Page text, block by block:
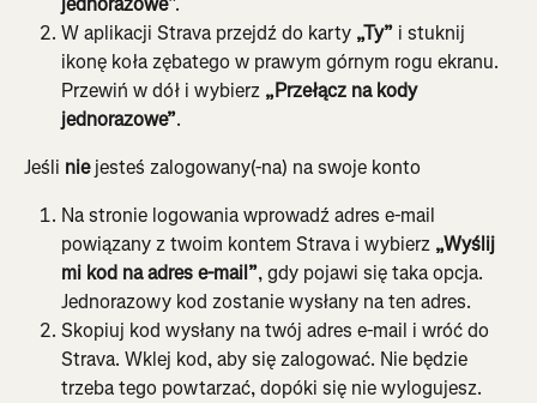
W aplikacji Strava przejdź do karty „Ty” i stuknij
ikonę koła zębatego w prawym górnym rogu ekranu.
Przewiń w dół i wybierz „Przełącz na kody
jednorazowe”.
Jeśli nie jesteś zalogowany(-na) na swoje konto
Na stronie logowania wprowadź adres e-mail
powiązany z twoim kontem Strava i wybierz „Wyślij
mi kod na adres e-mail”, gdy pojawi się taka opcja.
Jednorazowy kod zostanie wysłany na ten adres.
Skopiuj kod wysłany na twój adres e-mail i wróć do
Strava. Wklej kod, aby się zalogować. Nie będzie
trzeba tego powtarzać, dopóki się nie wylogujesz.